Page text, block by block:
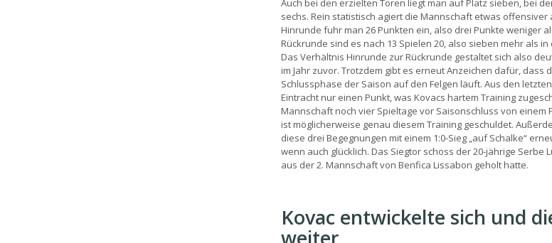
Auch bei den erzielten Toren liegt man auf Platz sieben, bei
sechs. Rein statistisch agiert die Mannschaft etwas offensiver
Hinrunde fuhr man 26 Punkten ein, also drei Punkte weniger
Rückrunde sind es nach 13 Spielen 20, also sieben mehr als in
Das Verhältnis Hinrunde zur Rückrunde gestaltet sich also
im Jahr zuvor. Trotzdem gibt es erneut Anzeichen dafür, dass
Schlussphase der Saison auf den Felgen läuft. Aus den
Eintracht nur einen Punkt, was Kovacs hartem Training
Mannschaft noch vier Spieltage vor Saisonschluss von einem
ist möglicherweise genau diesem Training geschuldet.
diese drei Begegnungen mit einem 1:0-Sieg „auf Schalke“
wenn auch glücklich. Das Siegtor schoss der 20-jährige Serbe
aus der 2. Mannschaft von Benfica Lissabon geholt hatte.
Kovac entwickelte sich und
weiter